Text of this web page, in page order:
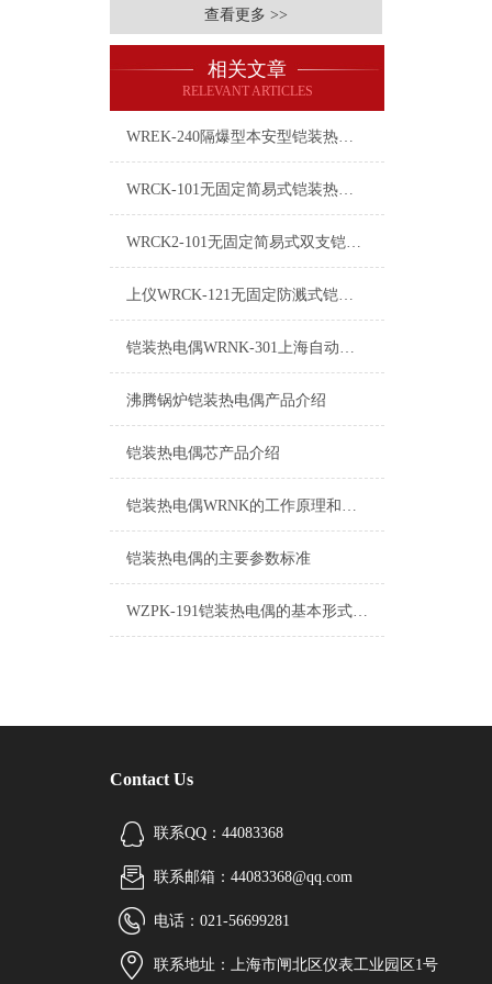
查看更多 >>
相关文章
RELEVANT ARTICLES
WREK-240隔爆型本安型铠装热电偶使用说明
WRCK-101无固定简易式铠装热电偶
WRCK2-101无固定简易式双支铠装热电偶
上仪WRCK-121无固定防溅式铠装热电偶简介
铠装热电偶WRNK-301上海自动化仪表三厂
沸腾锅炉铠装热电偶产品介绍
铠装热电偶芯产品介绍
铠装热电偶WRNK的工作原理和特点说明
铠装热电偶的主要参数标准
WZPK-191铠装热电偶的基本形式结构和的方法
Contact Us
联系QQ：44083368
联系邮箱：44083368@qq.com
电话：021-56699281
联系地址：上海市闸北区仪表工业园区1号